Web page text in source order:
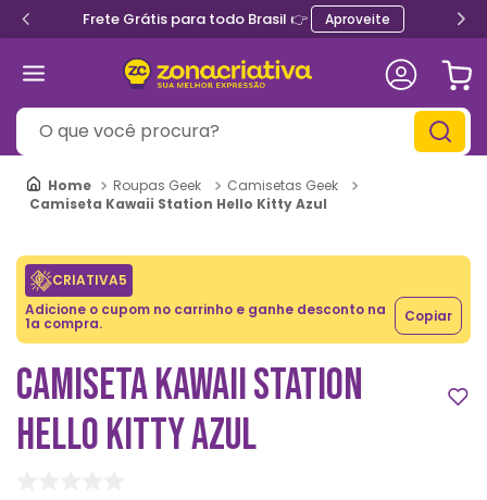
Frete Grátis para todo Brasil 👉 Aproveite
O que você procura?
Roupas Geek
Camisetas Geek
Camiseta Kawaii Station Hello Kitty Azul
CRIATIVA5
Adicione o cupom no carrinho e ganhe desconto na
1a compra. Copiar
CAMISETA KAWAII STATION
HELLO KITTY AZUL